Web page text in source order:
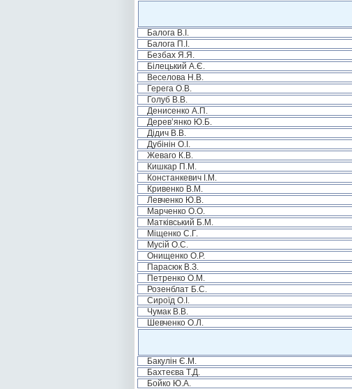
Балога В.І.
Балога П.І.
Безбах Я.Я.
Білецький А.Є.
Веселова Н.В.
Герега О.В.
Голуб В.В.
Денисенко А.П.
Дерев’янко Ю.Б.
Дідич В.В.
Дубінін О.І.
Жеваго К.В.
Кишкар П.М.
Констанкевич І.М.
Кривенко В.М.
Левченко Ю.В.
Марченко О.О.
Матківський Б.М.
Міщенко С.Г.
Мусій О.С.
Онищенко О.Р.
Парасюк В.З.
Петренко О.М.
Розенблат Б.С.
Сироїд О.І.
Чумак В.В.
Шевченко О.Л.
Бакулін Є.М.
Бахтеєва Т.Д.
Бойко Ю.А.